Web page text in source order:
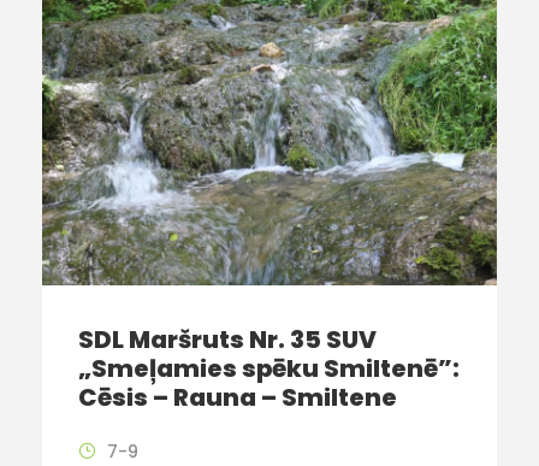
SDL Maršruts Nr. 35 SUV
„Smeļamies spēku Smiltenē”:
Cēsis – Rauna – Smiltene
7-9